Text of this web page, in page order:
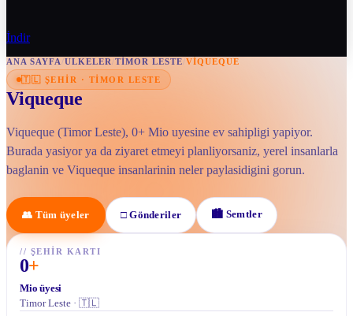
İndir
ANA SAYFA/ULKELER/TIMOR LESTE/VIQUEQUE
🇹🇱 ŞEHIR · TIMOR LESTE
Viqueque
Viqueque (Timor Leste), 0+ Mio uyesine ev sahipligi yapiyor.
Burada yasiyor ya da ziyaret etmeyi planliyorsaniz, yerel insanlarla
baglanin ve Viqueque insanlarinin neler paylasidigini gorun.
👥 Tüm üyeler □Gönderiler 🏙 Semtler
// ŞEHIR KARTI
0+
Mio üyesi
Timor Leste · 🇹🇱